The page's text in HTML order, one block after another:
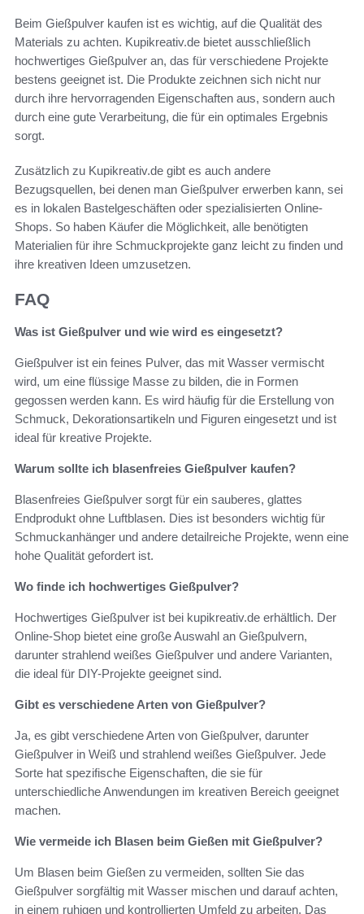
Beim Gießpulver kaufen ist es wichtig, auf die Qualität des
Materials zu achten. Kupikreativ.de bietet ausschließlich
hochwertiges Gießpulver an, das für verschiedene Projekte
bestens geeignet ist. Die Produkte zeichnen sich nicht nur
durch ihre hervorragenden Eigenschaften aus, sondern auch
durch eine gute Verarbeitung, die für ein optimales Ergebnis
sorgt.
Zusätzlich zu Kupikreativ.de gibt es auch andere
Bezugsquellen, bei denen man Gießpulver erwerben kann, sei
es in lokalen Bastelgeschäften oder spezialisierten Online-
Shops. So haben Käufer die Möglichkeit, alle benötigten
Materialien für ihre Schmuckprojekte ganz leicht zu finden und
ihre kreativen Ideen umzusetzen.
FAQ
Was ist Gießpulver und wie wird es eingesetzt?
Gießpulver ist ein feines Pulver, das mit Wasser vermischt
wird, um eine flüssige Masse zu bilden, die in Formen
gegossen werden kann. Es wird häufig für die Erstellung von
Schmuck, Dekorationsartikeln und Figuren eingesetzt und ist
ideal für kreative Projekte.
Warum sollte ich blasenfreies Gießpulver kaufen?
Blasenfreies Gießpulver sorgt für ein sauberes, glattes
Endprodukt ohne Luftblasen. Dies ist besonders wichtig für
Schmuckanhänger und andere detailreiche Projekte, wenn eine
hohe Qualität gefordert ist.
Wo finde ich hochwertiges Gießpulver?
Hochwertiges Gießpulver ist bei kupikreativ.de erhältlich. Der
Online-Shop bietet eine große Auswahl an Gießpulvern,
darunter strahlend weißes Gießpulver und andere Varianten,
die ideal für DIY-Projekte geeignet sind.
Gibt es verschiedene Arten von Gießpulver?
Ja, es gibt verschiedene Arten von Gießpulver, darunter
Gießpulver in Weiß und strahlend weißes Gießpulver. Jede
Sorte hat spezifische Eigenschaften, die sie für
unterschiedliche Anwendungen im kreativen Bereich geeignet
machen.
Wie vermeide ich Blasen beim Gießen mit Gießpulver?
Um Blasen beim Gießen zu vermeiden, sollten Sie das
Gießpulver sorgfältig mit Wasser mischen und darauf achten,
in einem ruhigen und kontrollierten Umfeld zu arbeiten. Das